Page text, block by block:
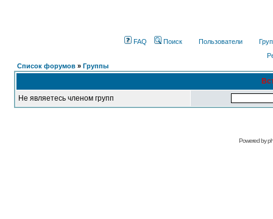
FAQ Поиск Пользователи
Список форумов » Группы
Не являетесь членом групп
Рowered bу